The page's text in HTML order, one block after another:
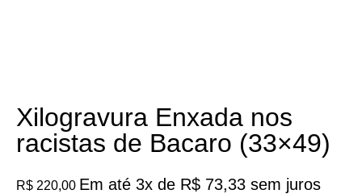
Xilogravura Enxada nos
racistas de Bacaro (33×49)
R$ 220,00 Em até 3x de R$ 73,33 sem juros